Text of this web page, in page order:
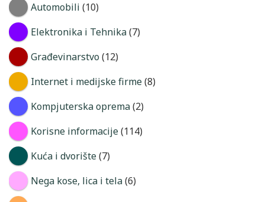
Automobili (10)
Elektronika i Tehnika(7)
Građevinarstvo (12)
Internet i medijske firme(8)
Kompjuterska oprema(2)
Korisne informacije(114)
Kuća i dvorište(7)
Nega kose, lica i tela(6)